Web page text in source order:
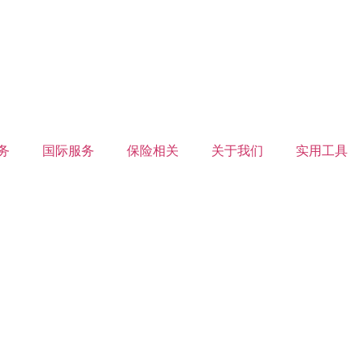
国际服务 保险相关 关于我们 实用工具